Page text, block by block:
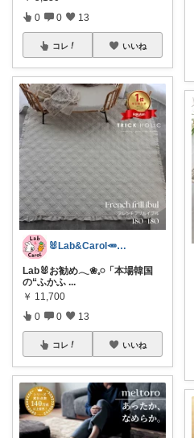
0 0 13
コレ いいね
🐰Lab&Carol🥕のｲﾝﾃﾘｱ
Lab🐰お勧め𓂃❀𓈒𓏸「本場韓国
の“ふかふ ...
￥ 11,700
0 0 13
コレ いいね